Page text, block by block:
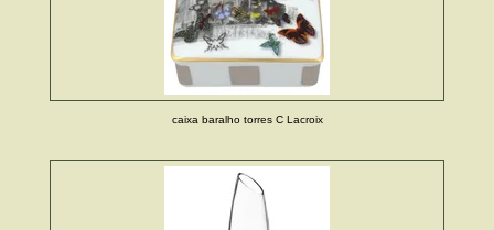
caixa baralho torres C Lacroix